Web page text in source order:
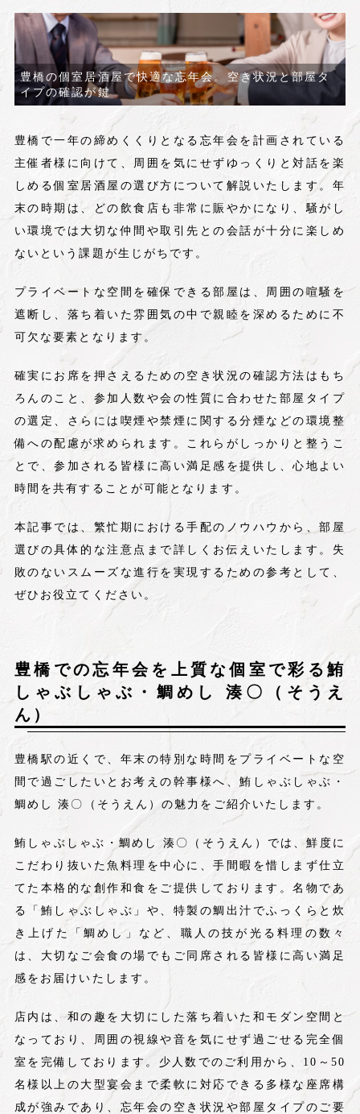
豊橋の個室居酒屋で快適な忘年会。空き状況と部屋タ
イプの確認が鍵
豊橋で一年の締めくくりとなる忘年会を計画されている
主催者様に向けて、周囲を気にせずゆっくりと対話を楽
しめる個室居酒屋の選び方について解説いたします。年
末の時期は、どの飲食店も非常に賑やかになり、騒がし
い環境では大切な仲間や取引先との会話が十分に楽しめ
ないという課題が生じがちです。
プライベートな空間を確保できる部屋は、周囲の喧騒を
遮断し、落ち着いた雰囲気の中で親睦を深めるために不
可欠な要素となります。
確実にお席を押さえるための空き状況の確認方法はもち
ろんのこと、参加人数や会の性質に合わせた部屋タイプ
の選定、さらには喫煙や禁煙に関する分煙などの環境整
備への配慮が求められます。これらがしっかりと整うこ
とで、参加される皆様に高い満足感を提供し、心地よい
時間を共有することが可能となります。
本記事では、繁忙期における手配のノウハウから、部屋
選びの具体的な注意点まで詳しくお伝えいたします。失
敗のないスムーズな進行を実現するための参考として、
ぜひお役立てください。
豊橋での忘年会を上質な個室で彩る鮪
しゃぶしゃぶ・鯛めし 湊〇（そうえ
ん）
豊橋駅の近くで、年末の特別な時間をプライベートな空
間で過ごしたいとお考えの幹事様へ、鮪しゃぶしゃぶ・
鯛めし 湊〇（そうえん）の魅力をご紹介いたします。
鮪しゃぶしゃぶ・鯛めし 湊〇（そうえん）では、鮮度に
こだわり抜いた魚料理を中心に、手間暇を惜しまず仕立
てた本格的な創作和食をご提供しております。名物であ
る「鮪しゃぶしゃぶ」や、特製の鯛出汁でふっくらと炊
き上げた「鯛めし」など、職人の技が光る料理の数々
は、大切なご会食の場でもご同席される皆様に高い満足
感をお届けいたします。
店内は、和の趣を大切にした落ち着いた和モダン空間と
なっており、周囲の視線や音を気にせず過ごせる完全個
室を完備しております。少人数でのご利用から、10～50
名様以上の大型宴会まで柔軟に対応できる多様な座席構
成が強みであり、忘年会の空き状況や部屋タイプのご要